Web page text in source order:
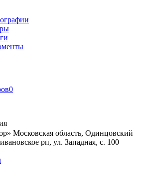
0
Московская область, Одинцовский
рп, ул. Западная, с. 100